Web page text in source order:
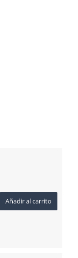
Añadir al carrito